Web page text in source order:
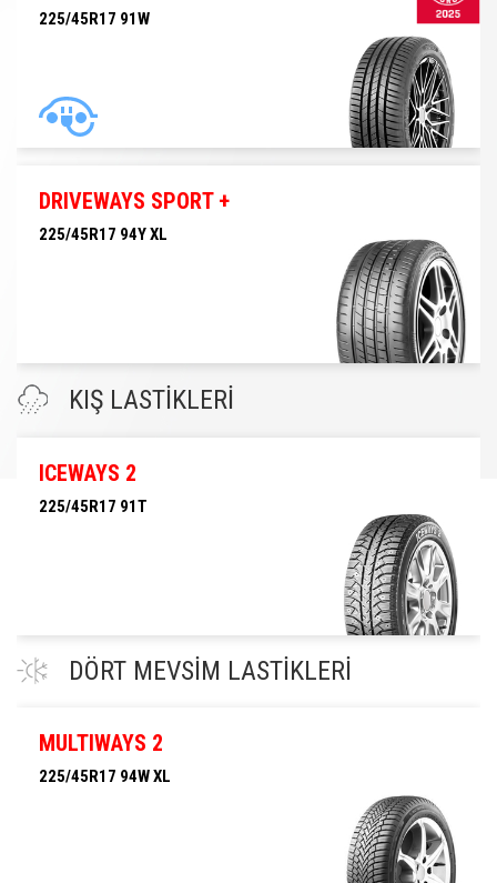
225/45R17 91W
DRIVEWAYS SPORT +
225/45R17 94Y XL
KIŞ LASTİKLERİ
ICEWAYS 2
225/45R17 91T
DÖRT MEVSİM LASTİKLERİ
MULTIWAYS 2
225/45R17 94W XL